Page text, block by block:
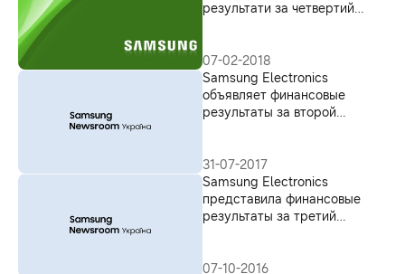
результати за четвертий
07-02-2018
Samsung Electronics
объявляет финансовые
результаты за второй
31-07-2017
Samsung Electronics
представила финансовые
результаты за третий
07-10-2016